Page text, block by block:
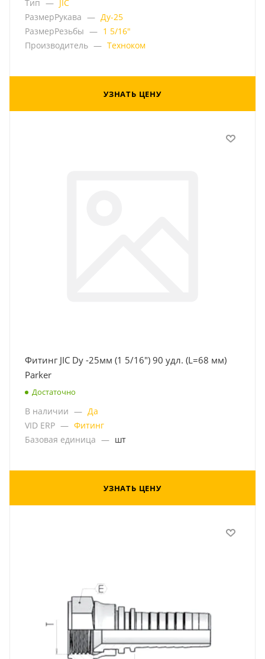
Тип —
JIC
РазмерРукава — Ду-25
РазмерРезьбы — 1 5/16"
Производитель — Техноком
УЗНАТЬ ЦЕНУ
Фитинг JIC Dy -25мм (1 5/16") 90 удл. (L=68 мм)
Parker
Достаточно
В наличии — Да
VID ERP — Фитинг
Базовая единица — шт
УЗНАТЬ ЦЕНУ